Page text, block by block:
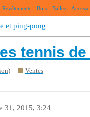
Revêtements Bois Balles
et ping-pong
tennis de
Ventes
31, 2015, 3:24